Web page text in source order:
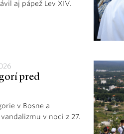
aj pápež Lev XIV.
pred
v Bosne a
v noci z 27.